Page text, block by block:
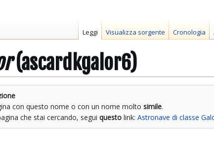
(ascardkgalor6)
con questo nome o con un nome moltosimile.
che stai cercando, seguiquesto link:Astronave di classe
Leggi Visualizza sorgente Cronologia